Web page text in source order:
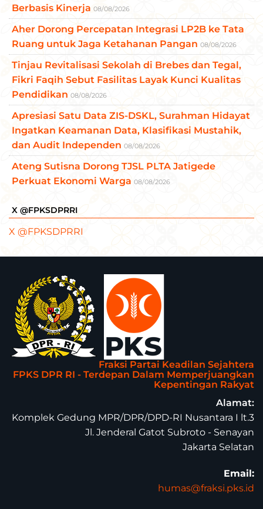
Berbasis Kinerja 08/08/2026
Aher Dorong Percepatan Integrasi LP2B ke Tata
Ruang untuk Jaga Ketahanan Pangan 08/08/2026
Tinjau Revitalisasi Sekolah di Brebes dan Tegal,
Fikri Faqih Sebut Fasilitas Layak Kunci Kualitas
Pendidikan 08/08/2026
Apresiasi Satu Data ZIS-DSKL, Surahman Hidayat
Ingatkan Keamanan Data, Klasifikasi Mustahik,
dan Audit Independen 08/08/2026
Ateng Sutisna Dorong TJSL PLTA Jatigede
Perkuat Ekonomi Warga 08/08/2026
X @FPKSDPRRI
X @FPKSDPRRI
Fraksi Partai Keadilan Sejahtera
FPKS DPR RI - Terdepan Dalam Memperjuangkan
Kepentingan Rakyat
Alamat:
Komplek Gedung MPR/DPR/DPD-RI Nusantara I lt.3
Jl. Jenderal Gatot Subroto - Senayan
Jakarta Selatan
Email:
humas@fraksi.pks.id